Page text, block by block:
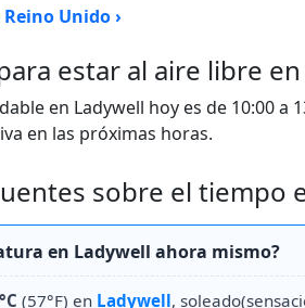
Unido ›
estar al aire libre
en Ladywell hoy es de 10:00 a
en las próximas horas.
sobre el tiempo
en Ladywell ahora mismo?
(57°F) en Ladywell,